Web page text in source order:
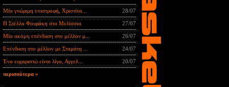
Μία γνώριμη επιστροφή, Χριστίνα... 28/07
Η Στέλλα Φουράκη στα Μελίσσια 27/07
Μία ακόμη επένδυση στο μέλλον μ... 26/07
Επένδυση στο μέλλον με Σταμάτη ... 24/07
Ένα ευχαριστώ είναι λίγο, Αγγελ... 20/07
περισσότερα »